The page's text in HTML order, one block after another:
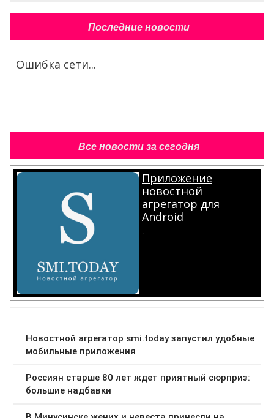
Последние новости
Ошибка сети...
Все новости за сегодня
Приложение
новостной
агрегатор для
Android
.